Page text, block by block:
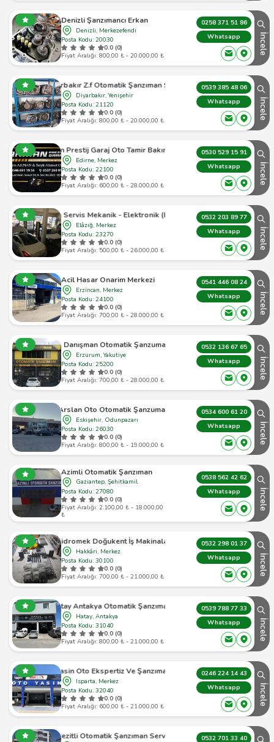
Denizli Şanzımancı Erkan
Denizli, Merkezefendi
Posta Kodu: 20030
0.0 (0)
Fiyat Aralığı: 800,00 ₺ - 20.000,00 ₺
0258 371 51 86
Whatsapp
İncele
Diyarbakır Z.f Otomatik Şanzıman Servisi
Diyarbakır, Yenişehir
Posta Kodu: 21120
0.0 (0)
Fiyat Aralığı: 800,00 ₺ - 20.000,00 ₺
0539 385 48 06
Whatsapp
İncele
Akman Prestij Garaj Oto Tamir Bakım Servisi
Edirne, Merkez
Posta Kodu: 22100
0.0 (0)
Fiyat Aralığı: 600,00 ₺ - 28.000,00 ₺
0530 529 15 91
Whatsapp
İncele
- Elektronik (Beyin) - Otomatik Şanzıman Elazığ
Elâzığ, Merkez
Posta Kodu: 23270
0.0 (0)
Fiyat Aralığı: 500,00 ₺ - 26.000,00 ₺
0532 203 89 77
Whatsapp
İncele
Acil Hasar Onarim Merkezi
Erzincan, Merkez
Posta Kodu: 24100
0.0 (0)
Fiyat Aralığı: 700,00 ₺ - 28.000,00 ₺
0541 446 08 24
Whatsapp
İncele
Teknik Danışman Otomatik Şanzuman Servisi
Erzurum, Yakutiye
Posta Kodu: 25200
0.0 (0)
Fiyat Aralığı: 700,00 ₺ - 28.000,00 ₺
0532 136 67 65
Whatsapp
İncele
Arslan Oto Otomatik Şanzuman
Eskişehir, Odunpazarı
Posta Kodu: 26030
0.0 (0)
Fiyat Aralığı: 800,00 ₺ - 19.000,00 ₺
0534 600 61 20
Whatsapp
İncele
Azimli Otomatik Şanzıman
Gaziantep, Şehitkamil
Posta Kodu: 27080
0.0 (0)
Fiyat Aralığı: 2.100,00 ₺ - 18.000,00
₺
0538 562 42 62
Whatsapp
İncele
Hidromek Doğukent İş Makinaları
Hakkâri, Merkez
Posta Kodu: 30100
0.0 (0)
Fiyat Aralığı: 700,00 ₺ - 21.000,00 ₺
0532 298 01 37
Whatsapp
İncele
Hatay Antakya Otomatik Şanzıman Tamiri Servis
Hatay, Antakya
Posta Kodu: 31040
0.0 (0)
Fiyat Aralığı: 800,00 ₺ - 21.000,00 ₺
0539 788 77 33
Whatsapp
İncele
Yasin Oto Ekspertiz Ve Şanzıman Tamiri Hizmetleri
Isparta, Merkez
Posta Kodu: 32040
0.0 (0)
Fiyat Aralığı: 600,00 ₺ - 21.000,00 ₺
0246 224 14 43
Whatsapp
İncele
Mezitli Otomatik Şanzıman Servisi 0532 701 33 40